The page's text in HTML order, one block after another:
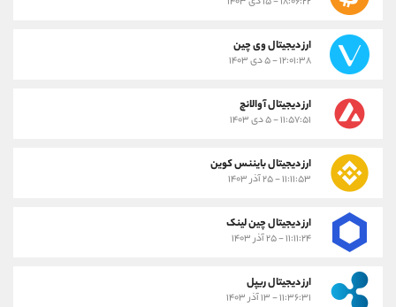
ارز دیجیتال وی چین
۱۲:۰۱:۳۸ - ۵ دی ۱۴۰۳
ارز دیجیتال آوالانچ
۱۱:۵۷:۵۱ - ۵ دی ۱۴۰۳
ارز دیجیتال بایننس کوین
۱۱:۱۱:۵۳ - ۲۵ آذر ۱۴۰۳
ارز دیجیتال چین لینک
۱۱:۱۱:۲۴ - ۲۵ آذر ۱۴۰۳
ارز دیجیتال ریپل
۱۱:۳۶:۳۱ - ۱۳ آذر ۱۴۰۳